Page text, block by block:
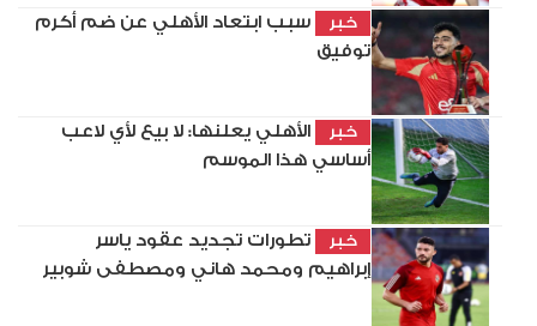
خبر
سبب ابتعاد الأهلي عن ضم أكرم
توفيق
خبر
الأهلي يعلنها: لا بيع لأي لاعب
أساسي هذا الموسم
خبر
تطورات تجديد عقود ياسر
إبراهيم ومحمد هاني ومصطفى شوبير